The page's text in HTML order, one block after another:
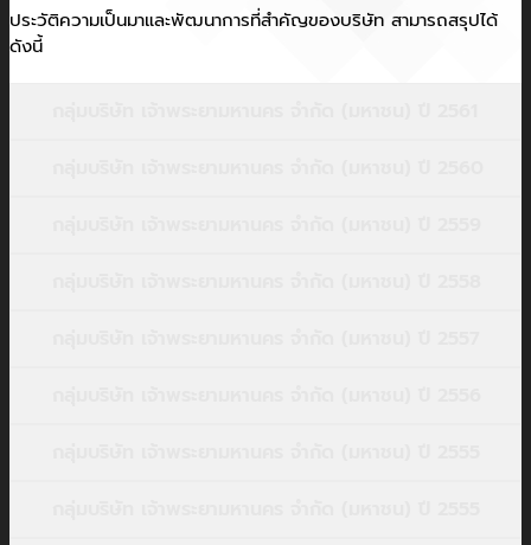
ประวัติความเป็นมาและพัฒนาการที่สำคัญของบริษัท สามารถสรุปได้
ดังนี้